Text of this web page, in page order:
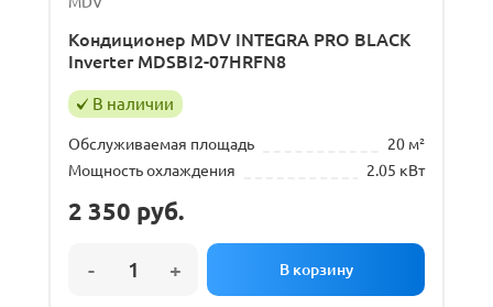
Кондиционер MDV INTEGRA PRO BLACK
Inverter MDSBI2-07HRFN8
В наличии
Обслуживаемая площадь
20 м²
Мощность охлаждения
2.05 кВт
2 350 руб.